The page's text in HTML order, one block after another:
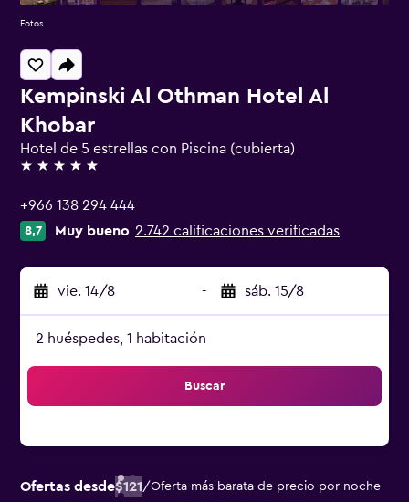
Kempinski Al Othman Hotel Al
Khobar
Hotel de 5 estrellas con Piscina (cubierta)
5 estrellas
+966 138 294 444
8,7 Muy bueno 2.742 calificaciones verificadas
vie. 14/8 - sáb. 15/8
2 huéspedes, 1 habitación
Buscar
Ofertas desde$121/Oferta más barata de precio por noche
Fotos